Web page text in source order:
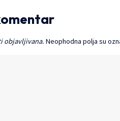
objavljivana. Neophodna polja su